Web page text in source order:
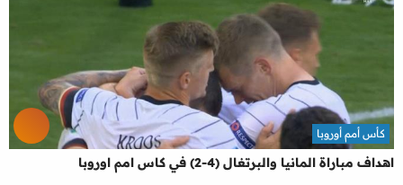
اهداف مباراة المانيا والبرتغال (4-2) في كاس امم اوروبا
كأس أمم أوروبا